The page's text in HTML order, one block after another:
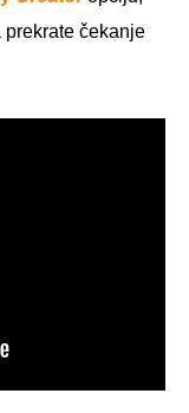
prekrate čekanje